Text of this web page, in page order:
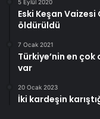
5 Eylül 2020
Eski Keşan
öldürüldü
7 Ocak 2021
Türkiye’nin en çok
var
20 Ocak 2023
İki kardeşin